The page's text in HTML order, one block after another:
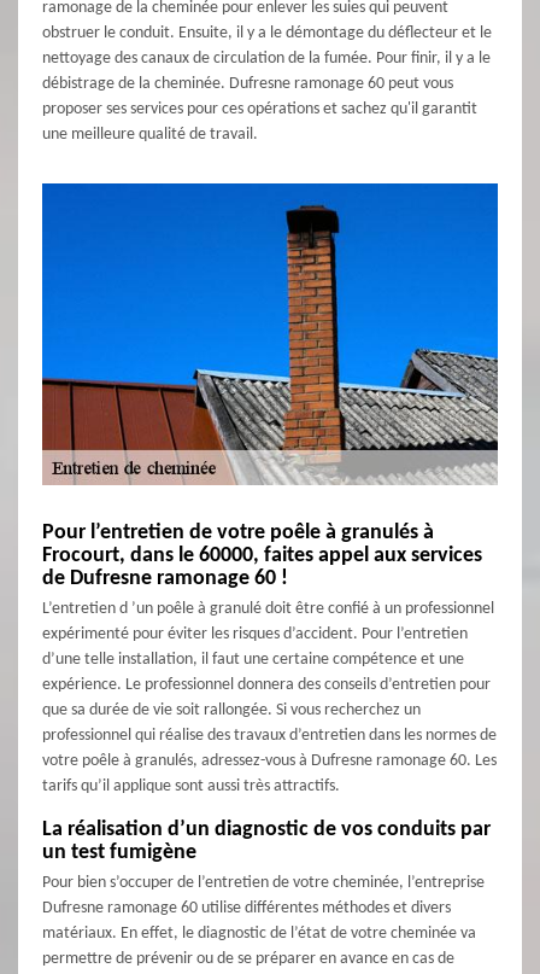
ramonage de la cheminée pour enlever les suies qui peuvent
obstruer le conduit. Ensuite, il y a le démontage du déflecteur et le
nettoyage des canaux de circulation de la fumée. Pour finir, il y a le
débistrage de la cheminée. Dufresne ramonage 60 peut vous
proposer ses services pour ces opérations et sachez qu'il garantit
une meilleure qualité de travail.
Pour l’entretien de votre poêle à granulés à
Frocourt, dans le 60000, faites appel aux services
de Dufresne ramonage 60 !
L’entretien d ’un poêle à granulé doit être confié à un professionnel
expérimenté pour éviter les risques d’accident. Pour l’entretien
d’une telle installation, il faut une certaine compétence et une
expérience. Le professionnel donnera des conseils d’entretien pour
que sa durée de vie soit rallongée. Si vous recherchez un
professionnel qui réalise des travaux d’entretien dans les normes de
votre poêle à granulés, adressez-vous à Dufresne ramonage 60. Les
tarifs qu’il applique sont aussi très attractifs.
La réalisation d’un diagnostic de vos conduits par
un test fumigène
Pour bien s’occuper de l’entretien de votre cheminée, l’entreprise
Dufresne ramonage 60 utilise différentes méthodes et divers
matériaux. En effet, le diagnostic de l’état de votre cheminée va
permettre de prévenir ou de se préparer en avance en cas de